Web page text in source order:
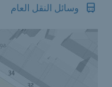
وسائل النقل العام